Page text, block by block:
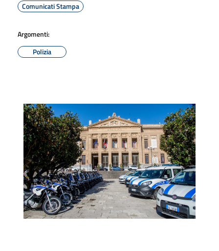
Comunicati Stampa
Argomenti:
Polizia